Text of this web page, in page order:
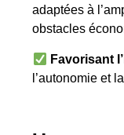
adaptées à
obstacles
Favorisant
l’autonomie et